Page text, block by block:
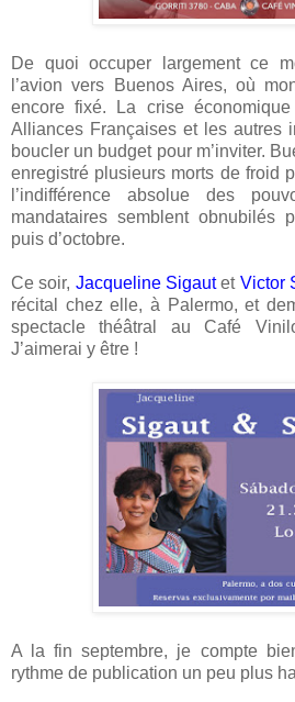
De quoi occuper largement ce
l’avion vers Buenos Aires, où
encore fixé. La crise
Alliances Françaises et les autres
boucler un budget pour m’inviter.
enregistré plusieurs morts de froid
l’indifférence absolue des
mandataires semblent obnubilés
puis d’octobre.
Ce soir, Jacqueline Sigautet Victor
récital chez elle, à Palermo, et
spectacle théâtral au Café
J’aimerai y être !
A la fin septembre, je compte
rythme de publication un peu plus